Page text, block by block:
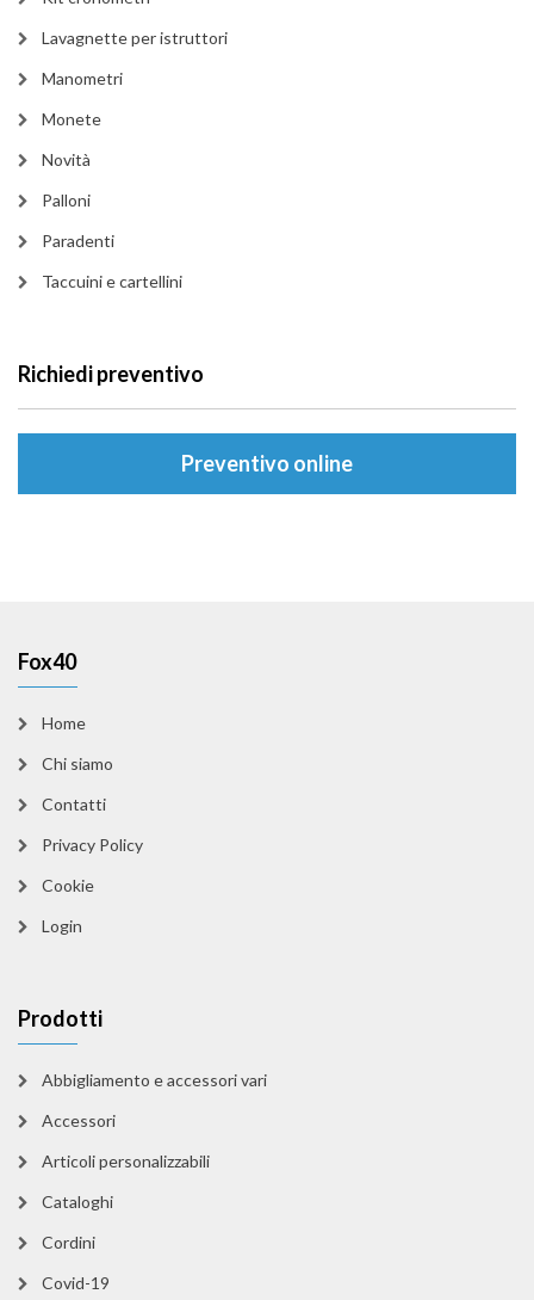
Lavagnette per istruttori
Manometri
Monete
Novità
Palloni
Paradenti
Taccuini e cartellini
Richiedi preventivo
Preventivo online
Fox40
Home
Chi siamo
Contatti
Privacy Policy
Cookie
Login
Prodotti
Abbigliamento e accessori vari
Accessori
Articoli personalizzabili
Cataloghi
Cordini
Covid-19